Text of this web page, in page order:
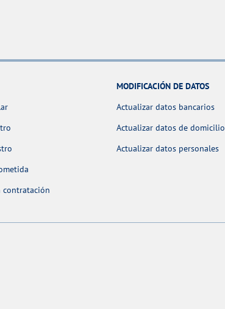
contratación
MODIFICACIÓN DE DATOS
Actualizar datos bancarios
Actualizar datos de domicilio
Actualizar datos personales